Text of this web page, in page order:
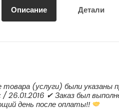
Описание Детали
товара (услуги) были указаны
26.01.2016 ✔ Заказ был
день после оплаты!!